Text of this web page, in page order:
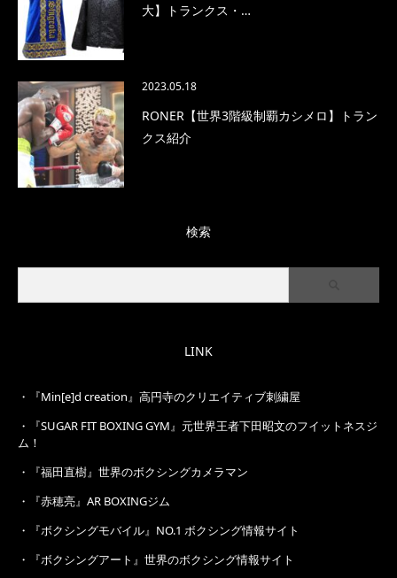
大】トランクス・…
2023.05.18
RONER【世界3階級制覇カシメロ】トラン
クス紹介
検索
LINK
・
『Min[e]d creation』高円寺のクリエイティブ刺繍屋
・
『SUGAR FIT BOXING GYM』元世界王者下田昭文のフイットネスジ
ム！
・
『福田直樹』世界のボクシングカメラマン
・
『赤穂亮』AR BOXINGジム
・
『ボクシングモバイル』NO.1 ボクシング情報サイト
・
『ボクシングアート』世界のボクシング情報サイト